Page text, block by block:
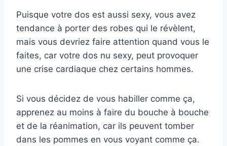
Puisque votre dos est aussi sexy, vous avez
tendance à porter des robes qui le révèlent,
mais vous devriez faire attention quand vous le
faites, car votre dos nu sexy, peut provoquer
une crise cardiaque chez certains hommes.
Si vous décidez de vous habiller comme ça,
apprenez au moins à faire du bouche à bouche
et de la réanimation, car ils peuvent tomber
dans les pommes en vous voyant comme ça.